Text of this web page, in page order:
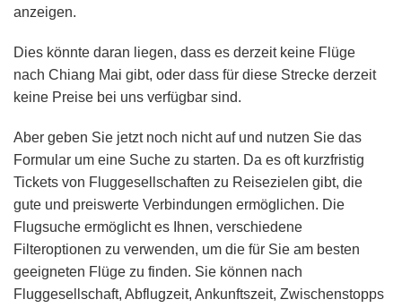
anzeigen.
Dies könnte daran liegen, dass es derzeit keine Flüge
nach Chiang Mai gibt, oder dass für diese Strecke derzeit
keine Preise bei uns verfügbar sind.
Aber geben Sie jetzt noch nicht auf und nutzen Sie das
Formular um eine Suche zu starten. Da es oft kurzfristig
Tickets von Fluggesellschaften zu Reisezielen gibt, die
gute und preiswerte Verbindungen ermöglichen. Die
Flugsuche ermöglicht es Ihnen, verschiedene
Filteroptionen zu verwenden, um die für Sie am besten
geeigneten Flüge zu finden. Sie können nach
Fluggesellschaft, Abflugzeit, Ankunftszeit, Zwischenstopps